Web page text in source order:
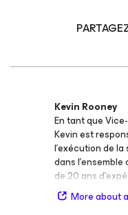
Kevin Rooney
En tant que
Kevin est
l’exécution de
dans l’ensemble
de 20 ans
high-tech à des
entreprises
More about